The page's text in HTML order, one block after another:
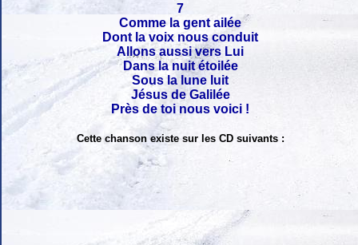
7
Comme la gent ailée
Dont la voix nous conduit
Allons aussi vers Lui
Dans la nuit étoilée
Sous la lune luit
Jésus de Galilée
Près de toi nous voici !
Cette chanson existe sur les CD suivants :